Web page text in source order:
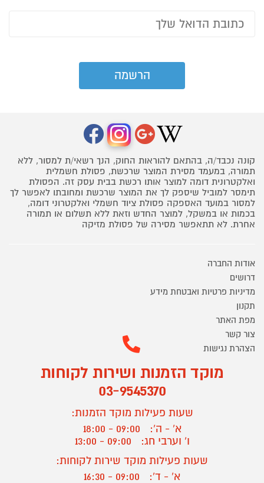
קונה נכבד/ה, בהתאם להוראות החוק, הנך רשאי/ת למסור, ללא
תמורה, במעמד מסירת המוצר שרכשת, פסולת חשמלית
ואלקטרונית דומה למוצר אותו רכשת בבית עסק זה. הפסולת
תימסר למוביל שיספק לך את המוצר שרכשת ומחובתו לאפשר לך
למסור במועד האספקה פסולת ציוד חשמלי ואלקטרוני דומה,
בכמות או במשקל, למוצר החדש וזאת ללא תשלום או תמורה
אחרת. לא תתאפשר מסירה של פסולת מזיקה
אודות החברה
דרושים
מדיניות פרטיות ואבטחת מידע
תקנון
מפת האתר
צור קשר
הצהרת נגישות
מוקד הזמנות ושירות לקוחות
03-9545370
שעות פעילות מוקד הזמנות:
א' - ה':
09:00 - 18:00
ו' וערבי חג:
09:00 - 13:00
שעות פעילות מוקד שירות לקוחות:
א' - ד':
09:00 - 16:30